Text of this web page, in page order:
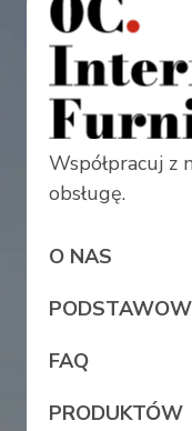
Współpracuj z
obsługę.
O NAS
FAQ
PRODUKTÓW